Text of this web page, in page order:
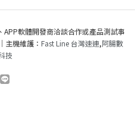
軟體開發商洽談合作或產品測試事
主機維護： Fast Line 台灣速連,阿腸數
技